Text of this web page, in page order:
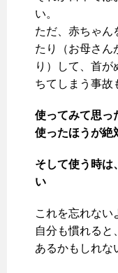
い。
ただ、赤ちゃん
たり（お母さん
り）して、首が
ちてしまう事故
使ってみて思っ
使ったほうが絶
そして使う時は
い
これを忘れない
自分も慣れると
あるかもしれな